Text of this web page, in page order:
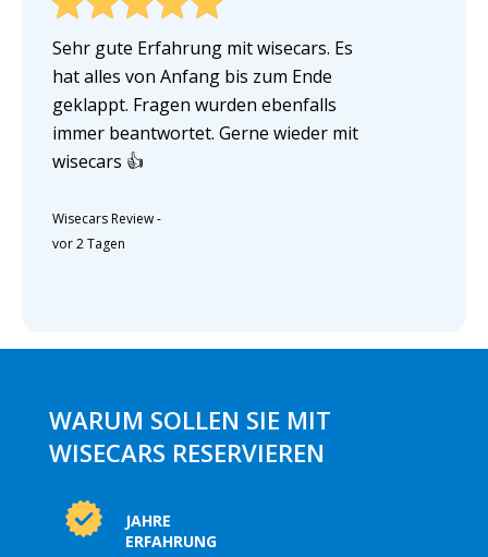
Sehr gute Erfahrung mit wisecars. Es
hat alles von Anfang bis zum Ende
geklappt. Fragen wurden ebenfalls
immer beantwortet. Gerne wieder mit
wisecars 👍
Wisecars Review-
vor 2 Tagen
WARUM SOLLEN SIE MIT
WISECARS RESERVIEREN
JAHRE
ERFAHRUNG